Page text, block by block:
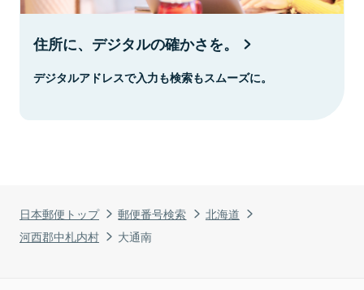
日本郵便トップ 郵便番号検索
北海道
河西郡中札内村
大通南
住所に、デジタルの確かさを。
デジタルアドレスで入力も検索もスムーズに。